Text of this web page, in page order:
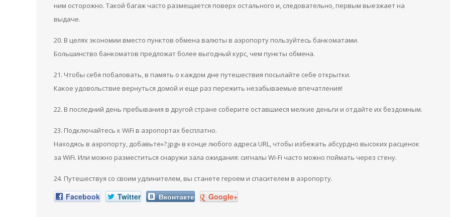
ним осторожно. Такой багаж часто размещается поверх остального и, следовательно, первым выезжает на
выдаче.
20. В целях экономии вместо пунктов обмена валюты в аэропорту пользуйтесь банкоматами.
Большинство банкоматов предложат более выгодный курс, чем пункты обмена.
21. Чтобы себя побаловать, в память о каждом дне путешествия посылайте себе открытки.
Какое удовольствие вернуться домой и еще раз пережить незабываемые впечатления!
22. В последний день пребывания в другой стране соберите оставшиеся мелкие деньги и отдайте их бездомным.
23. Подключайтесь к WiFi в аэропортах бесплатно.
Находясь в аэропорту, добавьте»?.jpg» в конце любого адреса URL, чтобы избежать абсурдно высоких расценок
за WiFi. Или можно разместиться снаружи зала ожидания: сигналы Wi-Fi часто можно поймать через стену.
24. Путешествуя со своим удлинителем, вы станете героем и спасителем в аэропорту.
Facebook Twitter Вконтакте Google+